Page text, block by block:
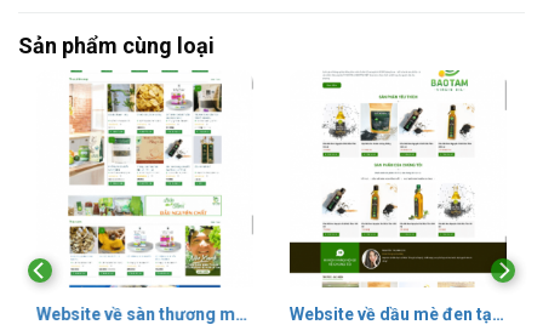
Sản phẩm cùng loại
Website về sàn thương mại điện tử đa nghành nghệ tập trung
Website về dầu mè đen tại